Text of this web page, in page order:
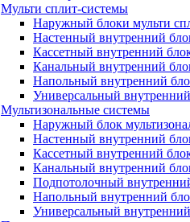
Мульти сплит-системы
Наружный блоки мульти
Настенный внутренний
Кассетный внутренний
Канальный внутренний
Напольный внутренний
Универсальный
Мультизональные системы
Наружный блок
Настенный внутренний
Кассетный внутренний
Канальный внутренний
Подпотолочный
Напольный внутренний
Универсальный